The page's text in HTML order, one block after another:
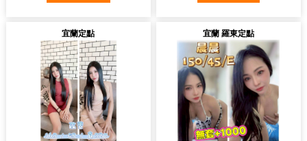
宜蘭定點 宜蘭 羅東定點